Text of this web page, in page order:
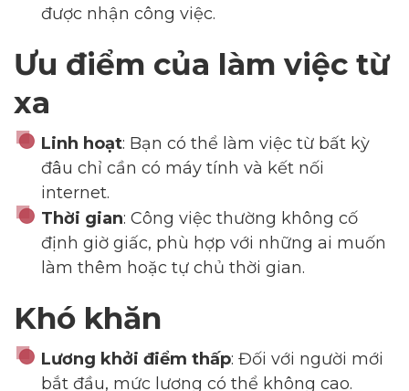
được nhận công việc.
Ưu điểm của làm việc từ
xa
Linh hoạt: Bạn có thể làm việc từ bất kỳ
đâu chỉ cần có máy tính và kết nối
internet.
Thời gian: Công việc thường không cố
định giờ giấc, phù hợp với những ai muốn
làm thêm hoặc tự chủ thời gian.
Khó khăn
Lương khởi điểm thấp: Đối với người mới
bắt đầu, mức lương có thể không cao.
Dimensions
Impressions